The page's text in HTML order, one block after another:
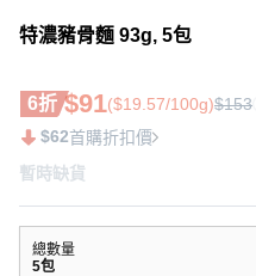
特濃豬骨麵 93g, 5包
6折 $91($19.57/100g)$153
$62首購折扣價
暫時缺貨
總數量
5包